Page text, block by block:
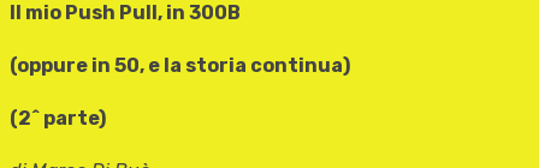
Il mio Push Pull, in 300B
(oppure in 50, e la storia continua)
(2^ parte)